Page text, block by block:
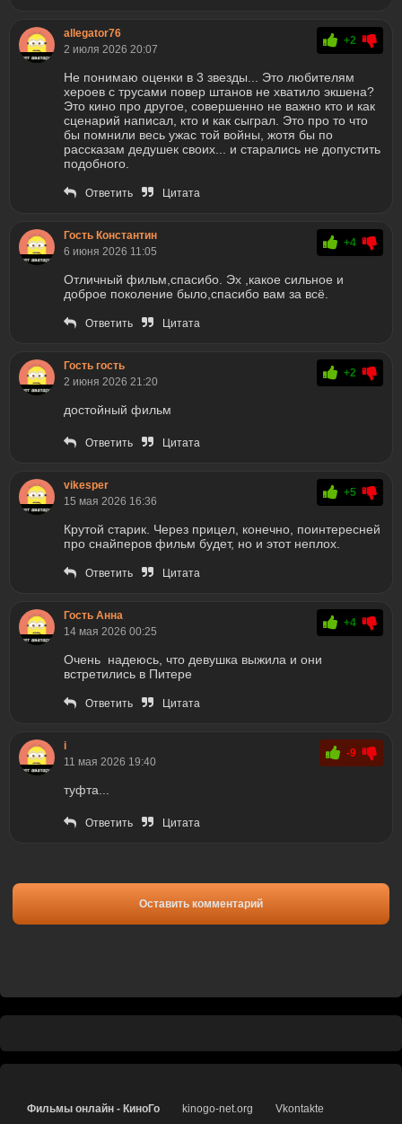
allegator76
2 июля 2026 20:07
+2
Не понимаю оценки в 3 звезды... Это любителям
хероев с трусами повер штанов не хватило экшена?
Это кино про другое, совершенно не важно кто и как
сценарий написал, кто и как сыграл. Это про то что
бы помнили весь ужас той войны, жотя бы по
рассказам дедушек своих... и старались не допустить
подобного.
Ответить Цитата
Гость Константин
6 июня 2026 11:05
+4
Отличный фильм,спасибо. Эх ,какое сильное и
доброе поколение было,спасибо вам за всё.
Ответить Цитата
Гость гость
2 июня 2026 21:20
+2
достойный фильм
Ответить Цитата
vikesper
15 мая 2026 16:36
+5
Крутой старик. Через прицел, конечно, поинтересней
про снайперов фильм будет, но и этот неплох.
Ответить Цитата
Гость Анна
14 мая 2026 00:25
+4
Очень надеюсь, что девушка выжила и они
встретились в Питере
Ответить Цитата
i
11 мая 2026 19:40
-9
туфта...
Ответить Цитата
Оставить комментарий
Фильмы онлайн - КиноГо kinogo-net.org Vkontakte